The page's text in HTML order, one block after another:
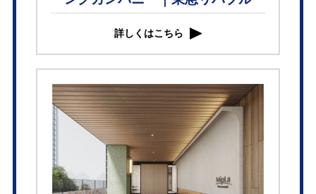
詳しくはこちら